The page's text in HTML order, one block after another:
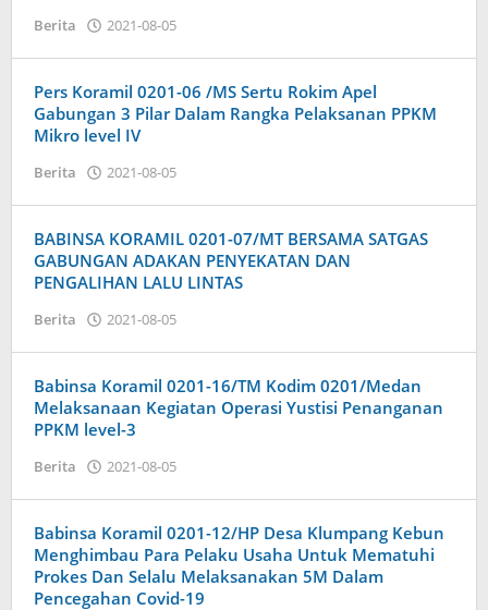
Berita 2021-08-05
Pers Koramil 0201-06 /MS Sertu Rokim Apel
Gabungan 3 Pilar Dalam Rangka Pelaksanan PPKM
Mikro level IV
Berita 2021-08-05
BABINSA KORAMIL 0201-07/MT BERSAMA SATGAS
GABUNGAN ADAKAN PENYEKATAN DAN
PENGALIHAN LALU LINTAS
Berita 2021-08-05
Babinsa Koramil 0201-16/TM Kodim 0201/Medan
Melaksanaan Kegiatan Operasi Yustisi Penanganan
PPKM level-3
Berita 2021-08-05
Babinsa Koramil 0201-12/HP Desa Klumpang Kebun
Menghimbau Para Pelaku Usaha Untuk Mematuhi
Prokes Dan Selalu Melaksanakan 5M Dalam
Pencegahan Covid-19